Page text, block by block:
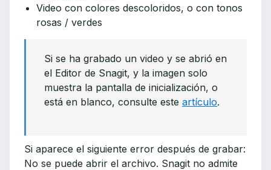
Video con colores descoloridos, o con tonos
rosas / verdes
Si se ha grabado un video y se abrió en
el Editor de Snagit, y la imagen solo
muestra la pantalla de inicialización, o
está en blanco, consulte este artículo.
Si aparece el siguiente error después de grabar:
No se puede abrir el archivo. Snagit no admite